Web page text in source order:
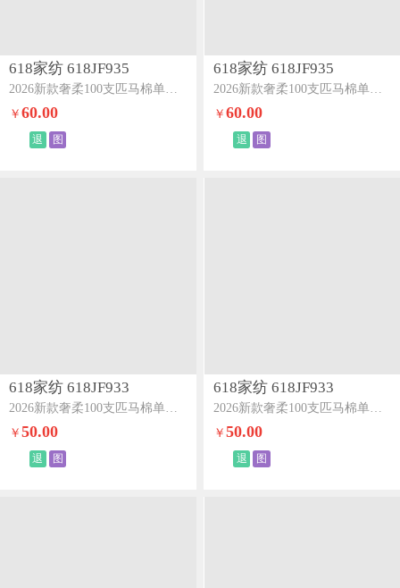
618家纺 618JF935
2026新款奢柔100支匹马棉单床单-海岛系列海岛黄
￥60.00
退 图
618家纺 618JF935
2026新款奢柔100支匹马棉单床单-海岛系列海岛紫
￥ 60.00
退 图
618家纺 618JF933
2026新款奢柔100支匹马棉单床笠-海岛系列海岛粉
￥50.00
退 图
618家纺 618JF933
2026新款奢柔100支匹马棉单床笠-海岛系列海岛蓝
￥ 50.00
退 图